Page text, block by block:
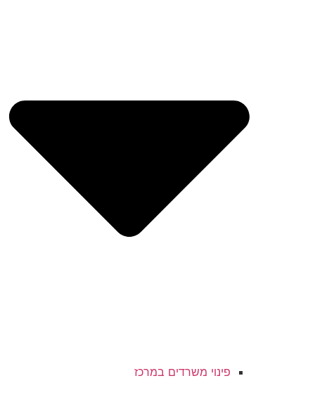
פינוי משרדים במרכז